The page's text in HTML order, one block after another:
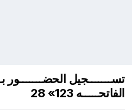
تســـــــجيل الحضـــــــور
الفاتحـــــه 123» 28